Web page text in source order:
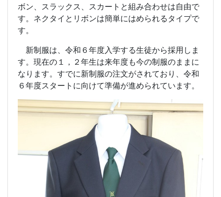
ボン、スラックス、スカートと組み合わせは自由で
す。ネクタイとリボンは簡単にはめられるタイプで
す。
新制服は、令和６年度入学する生徒から採用しま
す。現在の１，２年生は来年度も今の制服のままに
なります。すでに新制服の注文がされており、令和
６年度スタートに向けて準備が進められています。